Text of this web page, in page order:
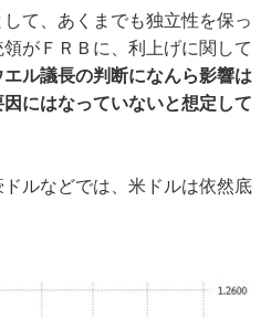
て、あくまでも独立性を保っ
がＦＲＢに、利上げに関して
エル議長の判断になんら影響は
にはなっていないと想定して
ルなどでは、米ドルは依然底